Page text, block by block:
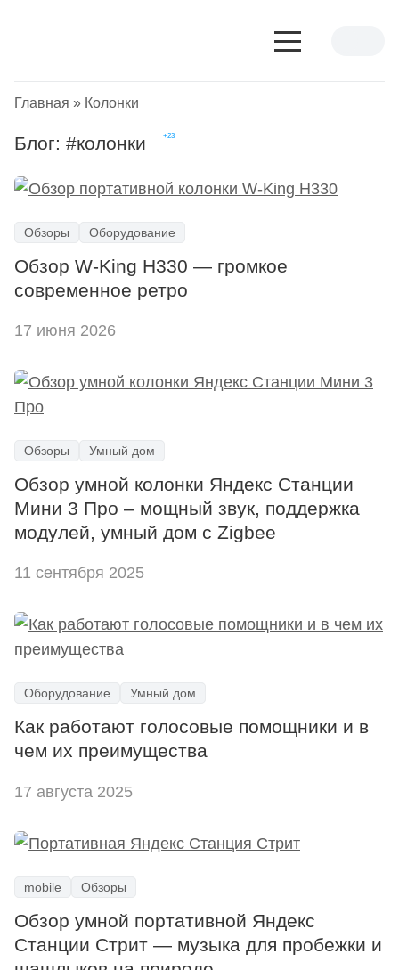
Главная » Колонки
Блог: #колонки
Обзоры Оборудование
Обзор W-King H330 — громкое
современное ретро
17 июня 2026
Обзоры Умный дом
Обзор умной колонки Яндекс Станции
Мини 3 Про – мощный звук, поддержка
модулей, умный дом с Zigbee
11 сентября 2025
Оборудование Умный дом
Как работают голосовые помощники и в
чем их преимущества
17 августа 2025
mobile Обзоры
Обзор умной портативной Яндекс
Станции Стрит — музыка для пробежки и